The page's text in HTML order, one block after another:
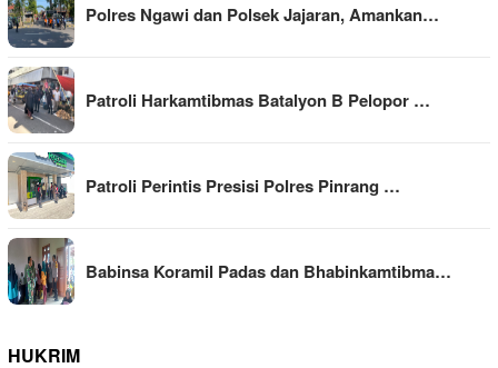
Polres Ngawi dan Polsek Jajaran, Amankan…
Patroli Harkamtibmas Batalyon B Pelopor …
Patroli Perintis Presisi Polres Pinrang …
Babinsa Koramil Padas dan Bhabinkamtibma…
HUKRIM